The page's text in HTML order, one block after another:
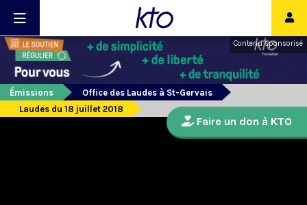
Contenu sponsorisé
Émissions
Office des Laudes à St-Gervais
Laudes du 18 juillet 2018
Faire un don à KTO